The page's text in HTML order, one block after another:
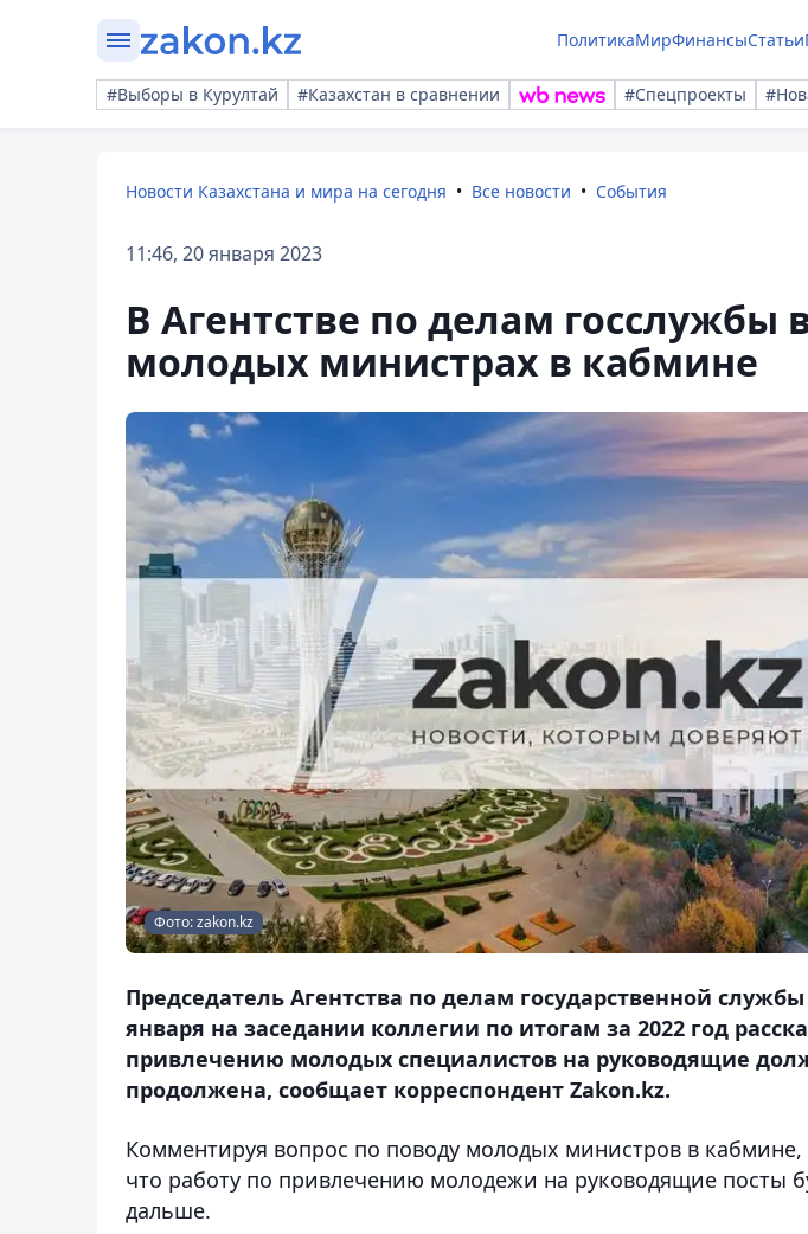
ПолитикаМирФинансыСтатьи
#Выборы в Курултай #Казахстан в сравнении #Спецпроекты
Новости Казахстана и мира на сегодня Все новости События
11:46, 20 января 2023
В Агентстве по делам госслужбы
молодых министрах в кабмине
Фото: zakon.kz
Председатель Агентства по делам государственной
января на заседании коллегии по итогам за 2022 год
привлечению молодых специалистов на руководящие
продолжена, сообщает корреспондент Zakon.kz.
Комментируя вопрос по поводу молодых министров в кабмине,
что работу по привлечению молодежи на руководящие посты
дальше.